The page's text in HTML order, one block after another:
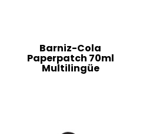
Barniz-Cola
Paperpatch 70ml
Multilingüe